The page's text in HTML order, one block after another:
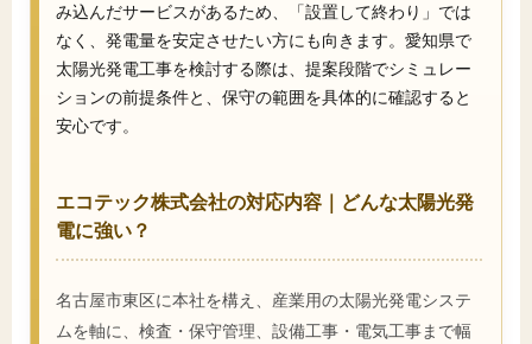
み込んだサービスがあるため、「設置して終わり」では
なく、発電量を安定させたい方にも向きます。愛知県で
太陽光発電工事を検討する際は、提案段階でシミュレー
ションの前提条件と、保守の範囲を具体的に確認すると
安心です。
エコテック株式会社の対応内容｜どんな太陽光発
電に強い？
名古屋市東区に本社を構え、産業用の太陽光発電システ
ムを軸に、検査・保守管理、設備工事・電気工事まで幅